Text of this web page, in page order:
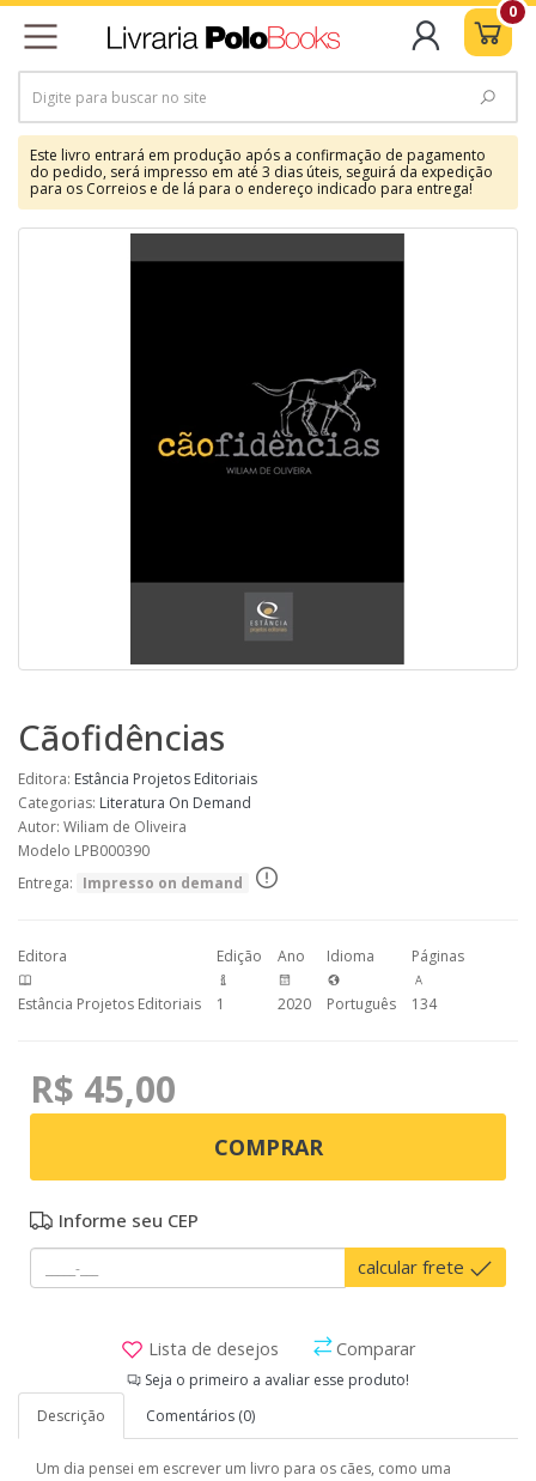
0
Este livro entrará em produção após a confirmação de pagamento
do pedido, será impresso em até 3 dias úteis, seguirá da expedição
para os Correios e de lá para o endereço indicado para entrega!
Cãofidências
Editora: Estância Projetos Editoriais
Categorias: Literatura On Demand
Autor: Wiliam de Oliveira
Modelo LPB000390
Entrega: Impresso on demand
Editora
Estância Projetos Editoriais
Edição
1
Ano
2020
Idioma
Português
Páginas
134
R$ 45,00
COMPRAR
Informe seu CEP
calcular frete
Lista de desejos Comparar
Seja o primeiro a avaliar esse produto!
Descrição
Comentários (0)
Um dia pensei em escrever um livro para os cães, como uma